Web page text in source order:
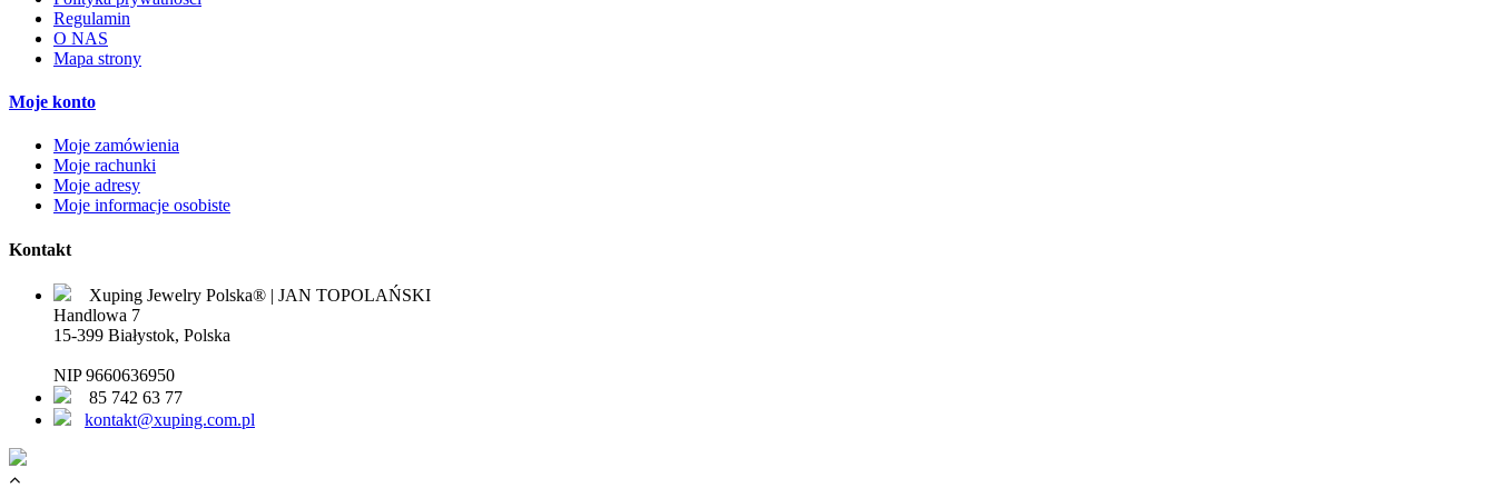
Regulamin
O NAS
Mapa strony
Moje konto
Moje zamówienia
Moje rachunki
Moje adresy
Moje informacje osobiste
Kontakt
Xuping Jewelry Polska® | JAN TOPOLAŃSKI
Handlowa 7
15-399 Białystok, Polska
NIP 9660636950
85 742 63 77
kontakt@xuping.com.pl